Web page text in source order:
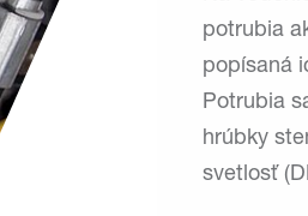
potrubia
popísaná
Potrubia
hrúbky
svetlosť